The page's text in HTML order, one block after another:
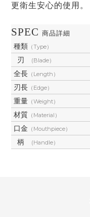
更衛生安心的使用。
SPEC 商品詳細
種類 （Type）
刃
(Blade）
全長 （Length）
刃長 （Edge）
重量 （Weight）
材質 （Material）
口金 （Mouthpiece）
柄 (Handle）